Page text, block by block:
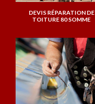
DEVIS RÉPARATION DE
TOITURE 80 SOMME